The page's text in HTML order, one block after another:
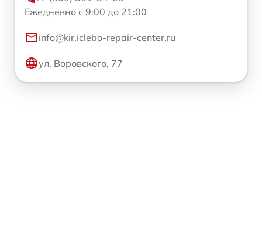
Ежедневно с 9:00 до 21:00
info@kir.iclebo-repair-center.ru
ул. Воровского, 77